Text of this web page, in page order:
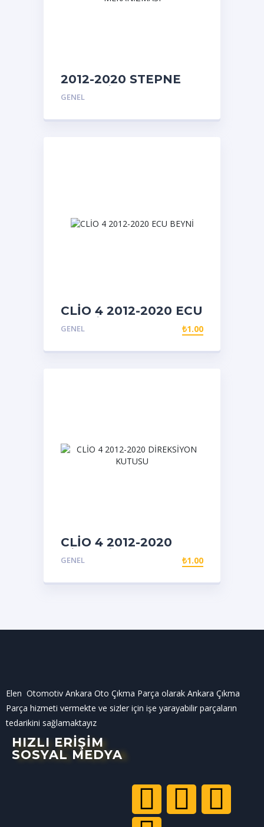
2012-2020 STEPNE
MEKANİZMASI
GENEL
CLİO 4 2012-2020 ECU
BEYNİ
GENEL ₺1.00
CLİO 4 2012-2020
DİREKSİYON KUTUSU
GENEL ₺1.00
Elen Otomotiv Ankara Oto Çıkma Parça olarak Ankara Çıkma
Parça hizmeti vermekte ve sizler için işe yarayabilir parçaların
tedarikini sağlamaktayız
HIZLI ERİŞİM
SOSYAL MEDYA